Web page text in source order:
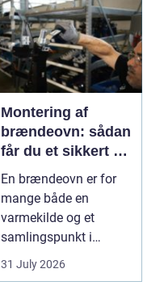
Montering af
brændeovn: sådan
får du et sikkert og
smukt resultat
En brændeovn er for
mange både en
varmekilde og et
samlingspunkt i
hjemmet. Flammerne
31 July 2026